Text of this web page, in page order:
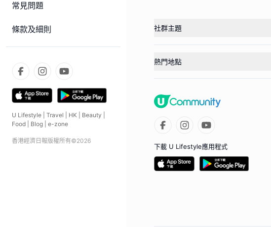
常見問題
條款及細則
U Lifestyle Travel HK Beauty
Food
Blog e-zone
香港經濟日報版權所有©2026
社群主題
熱門地點
下載 U Lifestyle應用程式